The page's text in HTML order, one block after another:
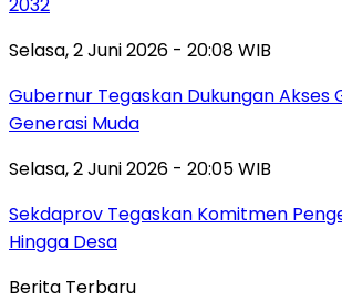
Selasa, 2 Juni 2026 - 20:08 WIB
Gubernur Tegaskan Dukungan Akses
Generasi Muda
Selasa, 2 Juni 2026 - 20:05 WIB
Sekdaprov Tegaskan Komitmen
Hingga Desa
Berita Terbaru